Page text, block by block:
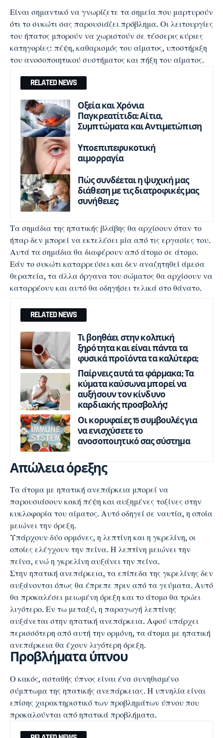
Είναι σημαντικό να γνωρίζετε τα σημεία που μαρτυρούν
ότι το συκώτι σας παρουσιάζει πρόβλημα. Οι λειτουργίες
του ήπατος μπορούν να χωριστούν σε τέσσερις κύριες
κατηγορίες: πέψη, καθαρισμός του αίματος, υποστήριξη
τουανοσοποιητικού συστήματος και πήξη του αίματος.
RELATED NEWS
Οξεία και Χρόνια
Παγκρεατίτιδα: Αίτια,
Συμπτώματα και Αντιμετώπιση
Υποεπιπεφυκοτική
αιμορραγία
Πώς συνδέεται η ψυχική μας
διάθεση με τις διατροφικές μας
συνήθειες;
Τα σημάδια της ηπατικής βλάβης θα αρχίσουν όταν το
ήπαρ δεν μπορεί να εκτελέσει μία από τις εργασίες του.
Αυτά τα σημάδια θα διαφέρουν από άτομο σε άτομο.
Εάν το συκώτι καταρρεύσει και δεν αναζητηθεί άμεσα
θεραπεία, τα άλλα όργανα του σώματος θα αρχίσουν να
καταρρέουν και αυτό θα οδηγήσει τελικά στο θάνατο.
RELATED NEWS
Τι βοηθάει στην κολπική
ξηρότητα και είναι πάντα τα
φυσικά προϊόντα τα καλύτερα;
Παίρνεις αυτά τα φάρμακα; Τα
κύματα καύσωνα μπορεί να
αυξήσουν τον κίνδυνο
καρδιακής προσβολής!
Οι κορυφαίες 15 συμβουλές για
να ενισχύσετε το
ανοσοποιητικό σας σύστημα
Απώλεια όρεξης
Τα άτομα με ηπατική ανεπάρκεια μπορεί να
παρουσιάσουν κακή πέψη και αυξημένες τοξίνες στην
κυκλοφορία του αίματος. Αυτό οδηγεί σε ναυτία, η οποία
μειώνει την όρεξη.
Υπάρχουν δύο ορμόνες, η λεπτίνη και η γκρελίνη, οι
οποίες ελέγχουν την πείνα. Η λεπτίνη μειώνει την
πείνα, ενώ η γκρελίνη αυξάνει την πείνα.
Στην ηπατική ανεπάρκεια, τα επίπεδα της γκρελίνης δεν
αυξάνονται όπως θα έπρεπε πριν από τα γεύματα. Αυτό
θα προκαλέσει μειωμένη όρεξη και το άτομο θα τρώει
λιγότερο. Εν τω μεταξύ, η παραγωγή λεπτίνης
αυξάνεται στην ηπατική ανεπάρκεια. Αφού υπάρχει
περισσότερη από αυτή την ορμόνη, τα άτομα με ηπατική
ανεπάρκεια θα έχουν λιγότερη όρεξη.
Προβλήματα ύπνου
Ο κακός, ασταθής ύπνος είναι ένα συνηθισμένο
σύμπτωμα της ηπατικής ανεπάρκειας. Η υπνηλία είναι
επίσης χαρακτηριστικό των προβλημάτων ύπνου που
προκαλούνται από ηπατικά προβλήματα.